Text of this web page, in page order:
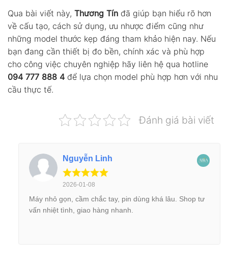
Qua bài viết này, Thương Tín đã giúp bạn hiểu rõ hơn
về cấu tạo, cách sử dụng, ưu nhược điểm cũng như
những model thước kẹp đáng tham khảo hiện nay. Nếu
bạn đang cần thiết bị đo bền, chính xác và phù hợp
cho công việc chuyên nghiệp hãy liên hệ qua hotline
094 777 888 4 để lựa chọn model phù hợp hơn với nhu
cầu thực tế.
Đánh giá bài viết
Nguyễn Linh
2026-01-08
Máy nhỏ gọn, cầm chắc tay, pin dùng khá lâu. Shop tư
vấn nhiệt tình, giao hàng nhanh.